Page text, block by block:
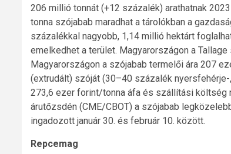
206 millió tonnát (+12 százalék) arathatnak
tonna szójabab maradhat a tárolókban a
százalékkal nagyobb, 1,14 millió hektárt
emelkedhet a terület. Magyarországon a
Magyarországon a szójabab termelői ára 207
(extrudált) szóját (30–40 százalék
273,6 ezer forint/tonna áfa és szállítási költség
árutőzsdén (CME/CBOT) a szójabab
ingadozott január 30. és február 10. között.
Repcemag